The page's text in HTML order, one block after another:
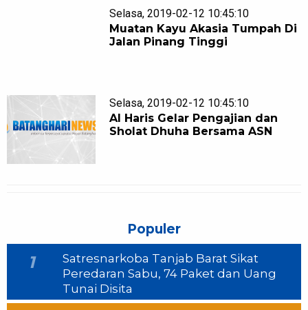
Selasa, 2019-02-12 10:45:10
Muatan Kayu Akasia Tumpah Di
Jalan Pinang Tinggi
Selasa, 2019-02-12 10:45:10
Al Haris Gelar Pengajian dan
Sholat Dhuha Bersama ASN
Populer
1
Satresnarkoba Tanjab Barat Sikat
Peredaran Sabu, 74 Paket dan Uang
Tunai Disita